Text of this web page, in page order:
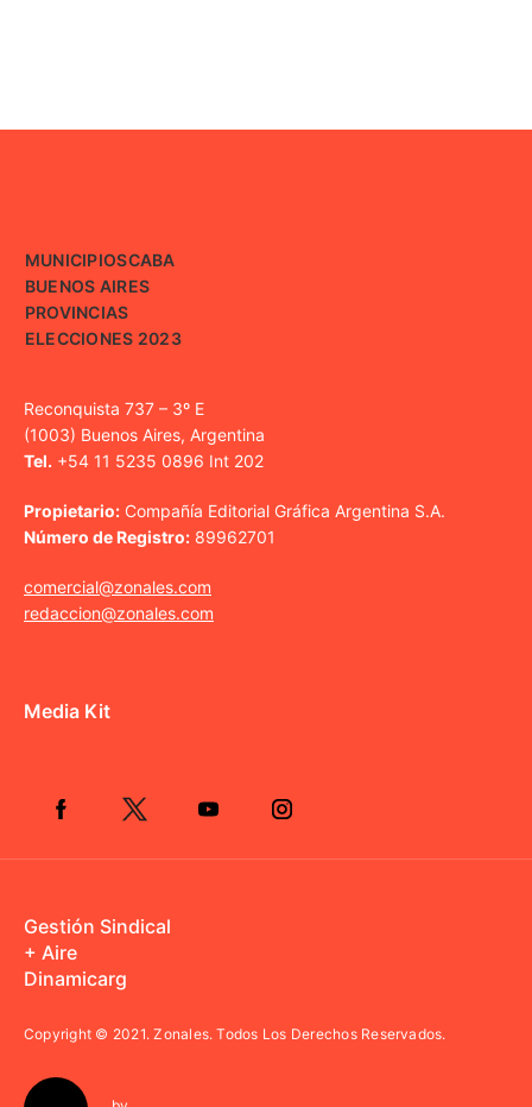
MUNICIPIOSCABA
BUENOS AIRES
PROVINCIAS
ELECCIONES 2023
Reconquista 737 – 3º E
(1003) Buenos Aires, Argentina
Tel. +54 11 5235 0896 Int 202
Propietario: Compañía Editorial Gráfica Argentina S.A.
Número de Registro: 89962701
comercial@zonales.com
redaccion@zonales.com
Media Kit
Gestión Sindical
+ Aire
Dinamicarg
Copyright © 2021.Zonales. Todos Los Derechos Reservados.